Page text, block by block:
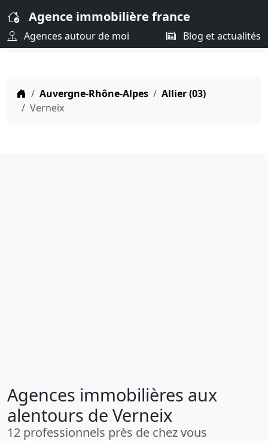
Agence immobilière france
Agences autour de moi Blog et actualités
Auvergne-Rhône-Alpes
Allier (03)
Verneix
Agences immobilières aux
alentours de Verneix
12 professionnels près de chez vous